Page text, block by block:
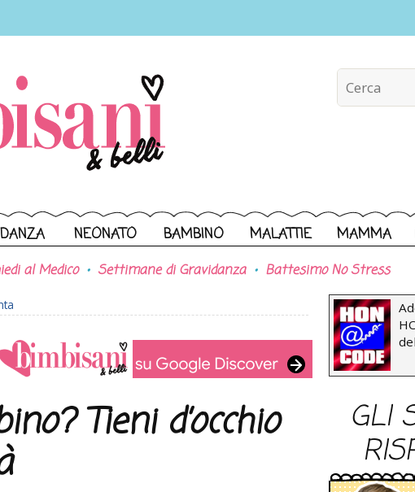
NEONATO BAMBINO MALATTIE MAMMA
al Medico Settimane di Gravidanza Battesimo No Stress
Tieni d’occhio GLI